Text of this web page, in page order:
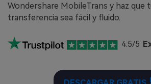
Wondershare MobileTrans y haz que
transferencia sea fácil y fluido.
4.5/5